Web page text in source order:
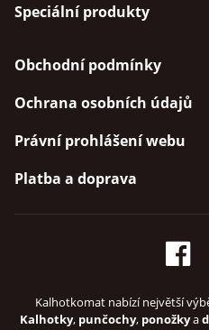
Speciální produkty
Obchodní podmínky
Ochrana osobních údajů
Právní prohlášení webu
Platba a doprava
Kalhotkomat nabízí největší
Kalhotky, punčochy, ponožkya